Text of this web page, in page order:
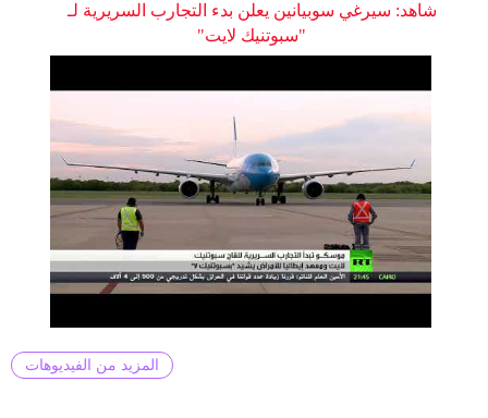
شاهد: سيرغي سوبيانين يعلن بدء التجارب السريرية لـ
"سبوتنيك لايت"
المزيد من الفيديوهات